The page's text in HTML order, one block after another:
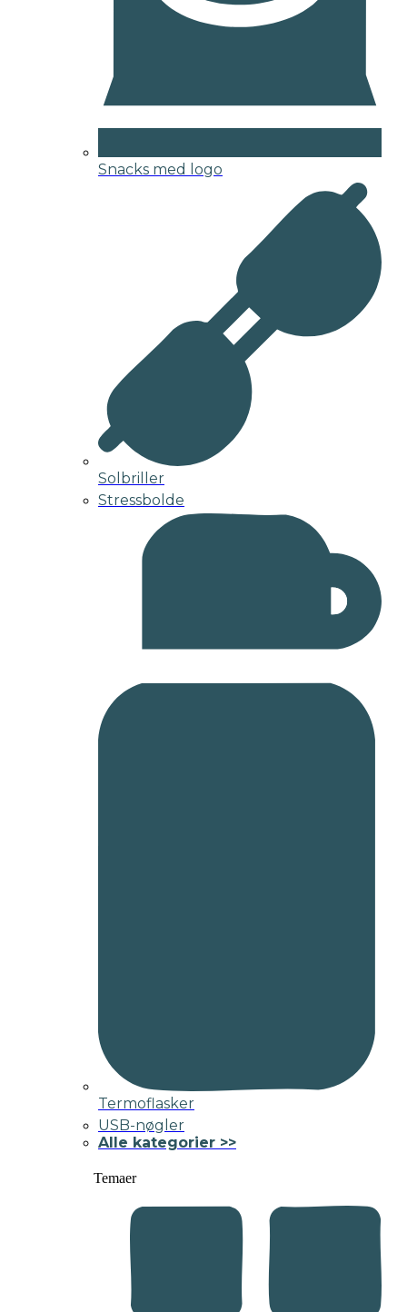
Snacks med logo
Solbriller
Stressbolde
Termoflasker
USB-nøgler
Alle kategorier >>
Temaer